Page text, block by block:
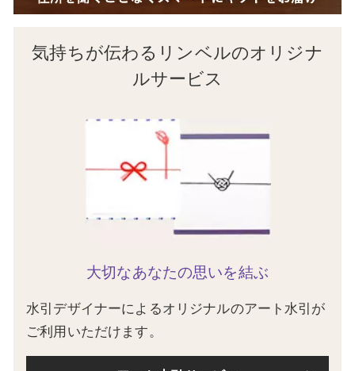
気持ちが伝わるリンベルのオリジナ
ルサービス
大切なあなたの思いを結ぶ
水引デザイナーによるオリジナルのアート水引が
ご利用いただけます。